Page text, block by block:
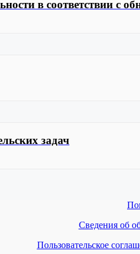
в соответствии с
задач
Сведения об
Пользовательское